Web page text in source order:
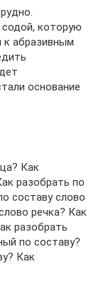
которую
к абразивным
основание
Как
разобрать по
составу слово
речка? Как
разобрать
по составу?
Как